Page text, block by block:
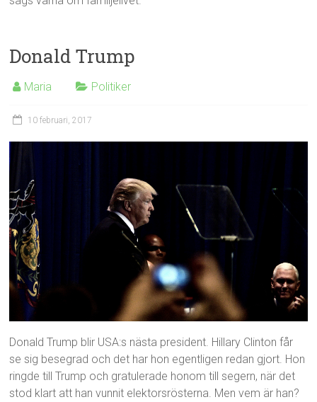
Donald Trump
Maria Politiker
10 februari, 2017
Donald Trump blir USA:s nästa president. Hillary Clinton får
se sig besegrad och det har hon egentligen redan gjort. Hon
ringde till Trump och gratulerade honom till segern, när det
stod klart att han vunnit elektorsrösterna. Men vem är han?